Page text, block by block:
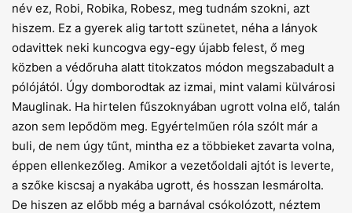
név ez, Robi, Robika, Robesz, meg tudnám szokni, azt
hiszem. Ez a gyerek alig tartott szünetet, néha a lányok
odavittek neki kuncogva egy-egy újabb felest, ő meg
közben a védőruha alatt titokzatos módon megszabadult a
pólójától. Úgy domborodtak az izmai, mint valami külvárosi
Mauglinak. Ha hirtelen fűszoknyában ugrott volna elő, talán
azon sem lepődöm meg. Egyértelműen róla szólt már a
buli, de nem úgy tűnt, mintha ez a többieket zavarta volna,
éppen ellenkezőleg. Amikor a vezetőoldali ajtót is leverte,
a szőke kiscsaj a nyakába ugrott, és hosszan lesmárolta.
De hiszen az előbb még a barnával csókolózott, néztem